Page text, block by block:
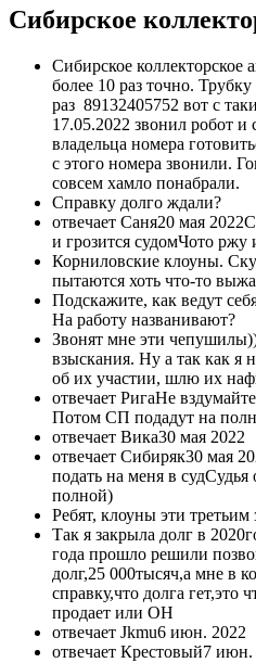
Сибирское
Сибирское коллекторское
более 10 раз точно.
раз 89132405752 вот с
17.05.2022 звонил робот и
владельца номера
с этого номера звонили.
совсем хамло понабрали.
Справку долго ждали?
отвечает Саня20 мая
и грозится судомЧото ржу
Корниловские клоуны.
пытаются хоть что-то
Подскажите, как ведут
На работу названивают?
Звонят мне эти
взыскания. Ну а так как я
об их участии, шлю их
отвечает РигаНе
Потом СП подадут на
отвечает Вика30 мая 2022
отвечает Сибиряк30 мая
подать на меня в судСудья
полной)
Ребят, клоуны эти третьим
Так я закрыла долг в
года прошло решили
долг,25 000тысяч,а мне в
справку,что долга гет,это
продает или ОН
отвечает Jkmu6 июн. 2022
отвечает Крестовый7 июн.